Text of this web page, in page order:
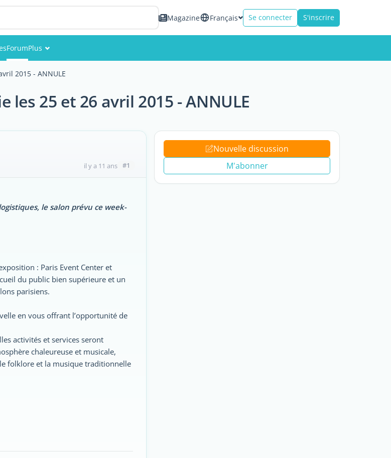
Magazine Français Se connecter S'inscrire
ForumPlus
Événements
Membres
2015 - ANNULE
25 et 26 avril 2015 - ANNULE
il y a 11 ans #1
le salon prévu ce week-
: Paris Event Center et
du public bien supérieure et un
parisiens.
en vous offrant l’opportunité de
activités et services seront
chaleureuse et musicale,
folklore et la musique traditionnelle
Nouvelle discussion
M'abonner